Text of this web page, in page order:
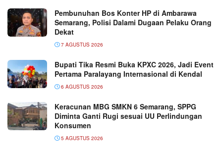
Pembunuhan Bos Konter HP di Ambarawa
Semarang, Polisi Dalami Dugaan Pelaku Orang
Dekat
7 AGUSTUS 2026
Bupati Tika Resmi Buka KPXC 2026, Jadi Event
Pertama Paralayang Internasional di Kendal
6 AGUSTUS 2026
Keracunan MBG SMKN 6 Semarang, SPPG
Diminta Ganti Rugi sesuai UU Perlindungan
Konsumen
5 AGUSTUS 2026